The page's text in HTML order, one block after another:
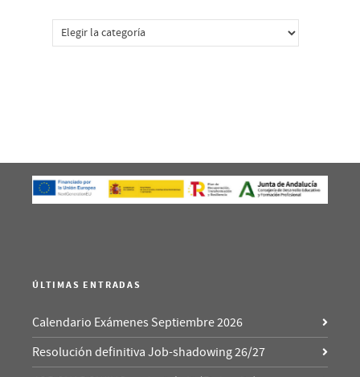
Categorías
ÚLTIMAS ENTRADAS
Calendario Exámenes Septiembre 2026
Resolución definitiva Job-shadowing 26/27